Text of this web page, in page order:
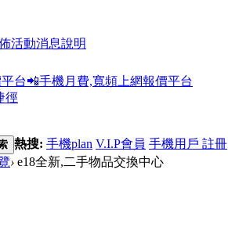
活動消息說明
台📲手機月費,寬頻上網報價平台
徑
熱搜: 手機plan V.I.P會員 手機用戶 註冊
› e18全新,二手物品交換中心